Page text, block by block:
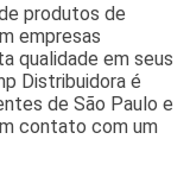
produtos de
empresas
qualidade em seus
Distribuidora é
de São Paulo e
contato com um